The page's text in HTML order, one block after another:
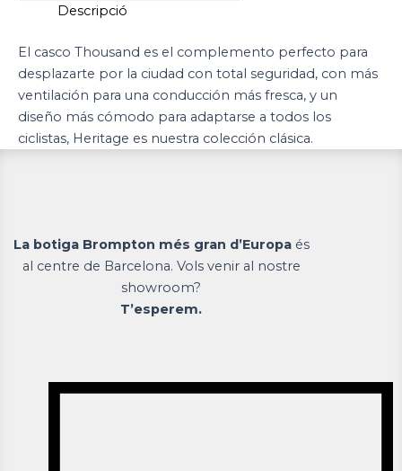
Descripció
El casco Thousand es el complemento perfecto para
desplazarte por la ciudad con total seguridad, con más
ventilación para una conducción más fresca, y un
diseño más cómodo para adaptarse a todos los
ciclistas, Heritage es nuestra colección clásica.
La botiga Brompton més gran d’Europaés
al centre de Barcelona. Vols venir al nostre
showroom?
T’esperem.